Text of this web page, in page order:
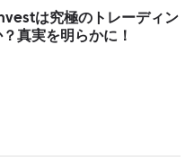
は究極のトレーディン
真実を明らかに！